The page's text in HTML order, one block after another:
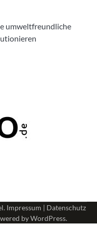
umweltfreundliche
. Impressum | Datenschutz
byWordPress.